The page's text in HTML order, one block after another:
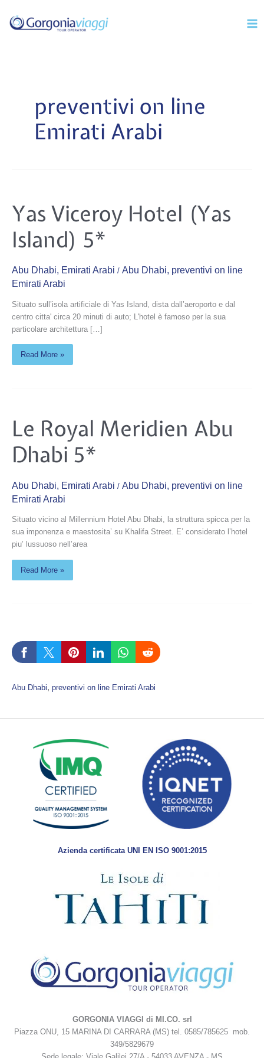
contenuto
preventivi on line
Emirati Arabi
Yas Viceroy Hotel (Yas
Island) 5*
Abu Dhabi, Emirati Arabi / Abu Dhabi, preventivi on line
Emirati Arabi
Situato sull’isola artificiale di Yas Island, dista dall’aeroporto e dal
centro citta' circa 20 minuti di auto; L'hotel è famoso per la sua
particolare architettura […]
Yas
Viceroy
Hotel
(Yas
Island)
5*
Read More »
Le Royal Meridien Abu
Dhabi 5*
Abu Dhabi, Emirati Arabi / Abu Dhabi, preventivi on line
Emirati Arabi
Situato vicino al Millennium Hotel Abu Dhabi, la struttura spicca per la
sua imponenza e maestosita’ su Khalifa Street. E’ considerato l’hotel
piu’ lussuoso nell’area
Royal
Meridien
Abu
Dhabi
5*
Read More »
Abu Dhabi, preventivi on line Emirati Arabi
Azienda certificata UNI EN ISO 9001:2015
GORGONIA VIAGGI di MI.CO. srl
Piazza ONU, 15 MARINA DI CARRARA (MS) tel. 0585/785625 mob.
349/5829679